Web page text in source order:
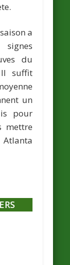
a
du
suffit
un
pour
mettre